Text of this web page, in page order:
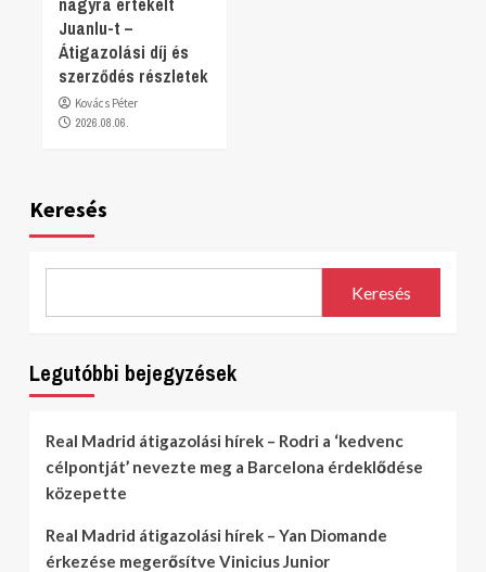
Juanlu-t –
Átigazolási díj és
szerződés részletek
Kovács Péter
2026.08.06.
Keresés
Keresés
Legutóbbi bejegyzések
Real Madrid átigazolási hírek – Rodri a ‘kedvenc
célpontját’ nevezte meg a Barcelona érdeklődése
közepette
Real Madrid átigazolási hírek – Yan Diomande
érkezése megerősítve Vinicius Junior